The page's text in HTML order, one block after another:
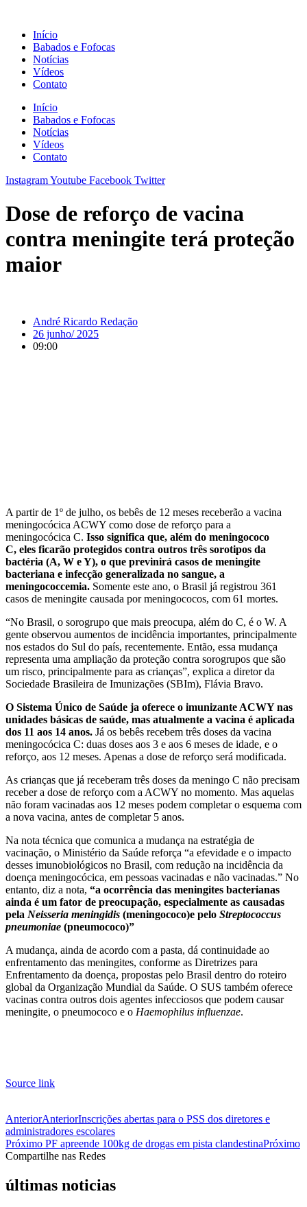
conteúdo
Início
Babados e Fofocas
Notícias
Vídeos
Contato
Início
Babados e Fofocas
Notícias
Vídeos
Contato
InstagramYoutube Facebook Twitter
Dose de reforço de vacina
contra meningite terá proteção
maior
André Ricardo Redação
26 junho/ 2025
09:00
A partir de 1º de julho, os bebês de 12 meses receberão a vacina
meningocócica ACWY como dose de reforço para a
meningocócica C. Isso significa que, além do meningococo
C, eles ficarão protegidos contra outros três sorotipos da
bactéria (A, W e Y), o que previnirá casos de meningite
bacteriana e infecção generalizada no sangue, a
meningococcemia. Somente este ano, o Brasil já registrou 361
casos de meningite causada por meningococos, com 61 mortes.
“No Brasil, o sorogrupo que mais preocupa, além do C, é o W. A
gente observou aumentos de incidência importantes, principalmente
nos estados do Sul do país, recentemente. Então, essa mudança
representa uma ampliação da proteção contra sorogrupos que são
um risco, principalmente para as crianças”, explica a diretor da
Sociedade Brasileira de Imunizações (SBIm), Flávia Bravo.
O Sistema Único de Saúde ja oferece o imunizante ACWY nas
unidades básicas de saúde, mas atualmente a vacina é aplicada
dos 11 aos 14 anos. Já os bebês recebem três doses da vacina
meningocócica C: duas doses aos 3 e aos 6 meses de idade, e o
reforço, aos 12 meses. Apenas a dose de reforço será modificada.
As crianças que já receberam três doses da meningo C não precisam
receber a dose de reforço com a ACWY no momento. Mas aquelas
não foram vacinadas aos 12 meses podem completar o esquema com
a nova vacina, antes de completar 5 anos.
Na nota técnica que comunica a mudança na estratégia de
vacinação, o Ministério da Saúde reforça “a efevidade e o impacto
desses imunobiológicos no Brasil, com redução na incidência da
doença meningocócica, em pessoas vacinadas e não vacinadas.” No
entanto, diz a nota, “a ocorrência das meningites bacterianas
ainda é um fator de preocupação, especialmente as causadas
pela Neisseria meningidis (meningococo)e pelo Streptococcus
pneumoniae (pneumococo)”
A mudança, ainda de acordo com a pasta, dá continuidade ao
enfrentamento das meningites, conforme as Diretrizes para
Enfrentamento da doença, propostas pelo Brasil dentro do roteiro
global da Organização Mundial da Saúde. O SUS também oferece
vacinas contra outros dois agentes infecciosos que podem causar
meningite, o pneumococo e o Haemophilus influenzae.
Source link
AnteriorAnteriorInscrições abertas para o PSS dos diretores e
administradores escolares
Próximo PF apreende 100kg de drogas em pista clandestinaPróximo
Compartilhe nas Redes
últimas noticias